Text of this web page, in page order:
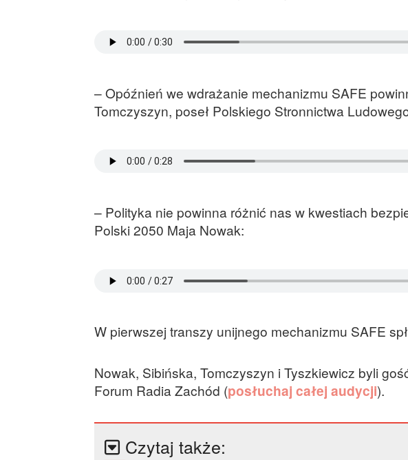
– Opóźnień we wdrażanie mechanizmu SAFE
Tomczyszyn, poseł Polskiego Stronnictwa
– Polityka nie powinna różnić nas w kwestiach
Polski 2050 Maja Nowak:
W pierwszej transzy unijnego mechanizmu SAFE
Nowak, Sibińska, Tomczyszyn i Tyszkiewicz byli
Forum Radia Zachód (posłuchaj całej audycji).
Czytaj także: